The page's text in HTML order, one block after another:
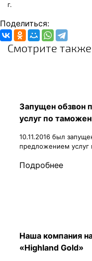
г.
Поделиться:
Смотрите также
Запущен обзвон
услуг по
10.11.2016 был
предложением услуг
Подробнее
Наша компания
«Highland Gold»